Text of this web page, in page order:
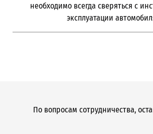
необходимо всегда сверяться с
эксплуатации
По вопросам сотрудничества,